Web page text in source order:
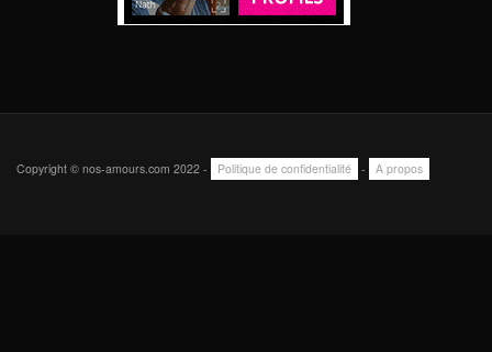
Copyright © nos-amours.com 2022 - Politique de confidentialité - A propos